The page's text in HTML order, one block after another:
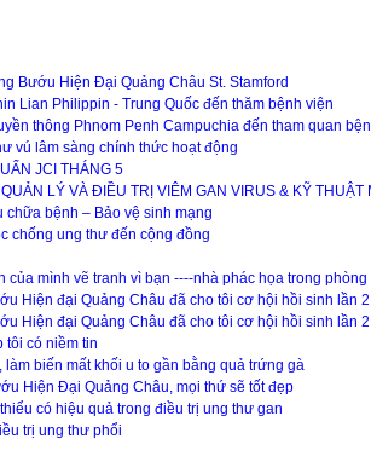
Bướu Hiện Đại Quảng Châu St. Stamford
Lian Philippin - Trung Quốc đến thăm bệnh viện
thông Phnom Penh Campuchia đến tham quan
vú lâm sàng chính thức hoạt động
JCI THÁNG 5
LÝ VÀ ĐIỀU TRỊ VIÊM GAN VIRUS & KỸ
chữa bệnh – Bảo vệ sinh mạng
chống ung thư đến cộng đồng
của mình vẽ tranh vì bạn ----nhà phác họa trong
Hiện đại Quảng Châu đã cho tôi cơ hội hồi sinh lần 2
Hiện đại Quảng Châu đã cho tôi cơ hội hồi sinh lần 2
tôi có niềm tin
biến mất khối u to gần bằng quả trứng gà
Hiện Đại Quảng Châu, mọi thứ sẽ tốt đẹp
có hiệu quả trong điều trị ung thư gan
trị ung thư phổi